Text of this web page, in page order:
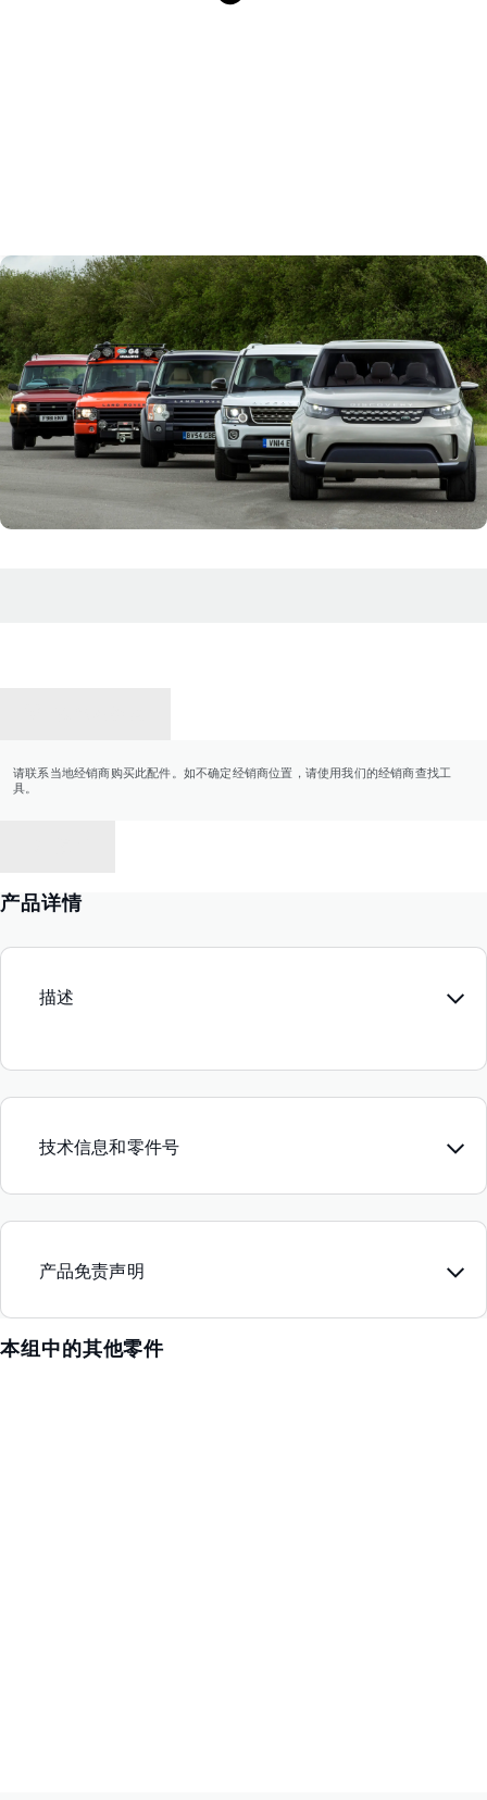
请联系当地经销商购买此配件。如不确定经销商位置，请使用我们的经销商查找工
具。
产品详情
描述
技术信息和零件号
产品免责声明
本组中的其他零件